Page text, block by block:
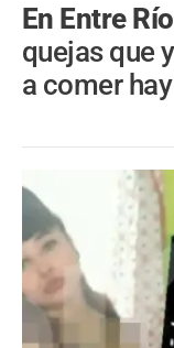
En Entre
quejas que
a comer